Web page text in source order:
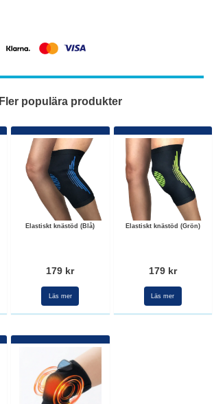
Fler populära produkter
Elastiskt knästöd (Blå)
179 kr
Läs mer
Elastiskt knästöd (Grön)
179 kr
Läs mer